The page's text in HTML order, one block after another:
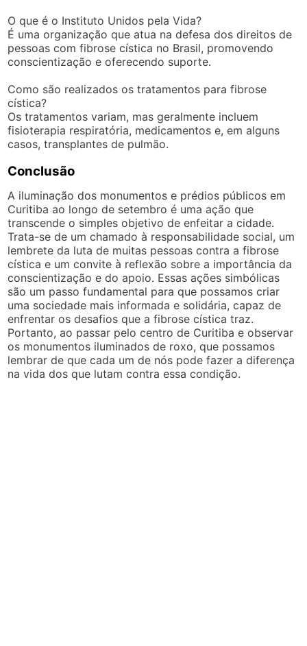
O que é o Instituto Unidos pela Vida?
É uma organização que atua na defesa dos direitos de
pessoas com fibrose cística no Brasil, promovendo
conscientização e oferecendo suporte.
Como são realizados os tratamentos para fibrose
cística?
Os tratamentos variam, mas geralmente incluem
fisioterapia respiratória, medicamentos e, em alguns
casos, transplantes de pulmão.
Conclusão
A iluminação dos monumentos e prédios públicos em
Curitiba ao longo de setembro é uma ação que
transcende o simples objetivo de enfeitar a cidade.
Trata-se de um chamado à responsabilidade social, um
lembrete da luta de muitas pessoas contra a fibrose
cística e um convite à reflexão sobre a importância da
conscientização e do apoio. Essas ações simbólicas
são um passo fundamental para que possamos criar
uma sociedade mais informada e solidária, capaz de
enfrentar os desafios que a fibrose cística traz.
Portanto, ao passar pelo centro de Curitiba e observar
os monumentos iluminados de roxo, que possamos
lembrar de que cada um de nós pode fazer a diferença
na vida dos que lutam contra essa condição.